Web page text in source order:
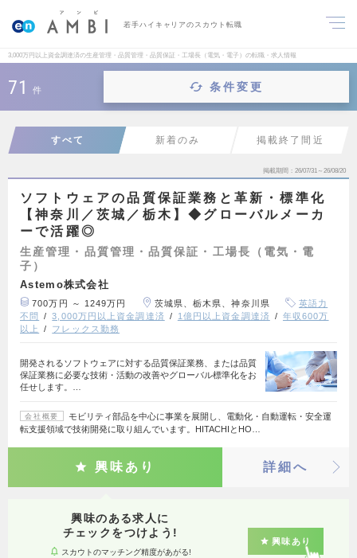
若手ハイキャリアのスカウト転職
3,000万円以上資金調達済の生産管理・品質管理・品質保証・工場長（電気・電子）の転職・求人情報
71 件 条件変更
すべて 新着のみ 掲載終了間近
掲載期間 26/07/31～26/08/20
ソフトウェアの品質保証業務と革新・標準化
【神奈川／茨城／栃木】◆グローバルメーカ
ーで活躍◎
生産管理・品質管理・品質保証・工場長（電気・電
子）
Astemo株式会社
700万円 ～ 1249万円 茨城県、栃木県、神奈川県
英語力
不問
3,000万円以上資金調達済 1億円以上資金調達済
年収600万
以上
フレックス勤務
開発されるソフトウェアに対する品質保証業務、または品質
保証業務に必要な技術・活動の改善やグローバル標準化をお
任せします。…
会社概要
モビリティ部品を中心に事業を展開し、電動化・自動運転・安全運
転支援領域で技術開発に取り組んでいます。HITACHIとHO…
興味あり 詳細へ
興味のある求人に
チェックをつけよう!
スカウトのマッチング精度があがる!
興味あり